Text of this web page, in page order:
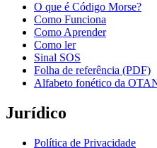
O que é Código Morse?
Como Funciona
Como Aprender
Como ler
Sinal SOS
Folha de referência (PDF)
Alfabeto fonético da
Jurídico
Política de Privacidade